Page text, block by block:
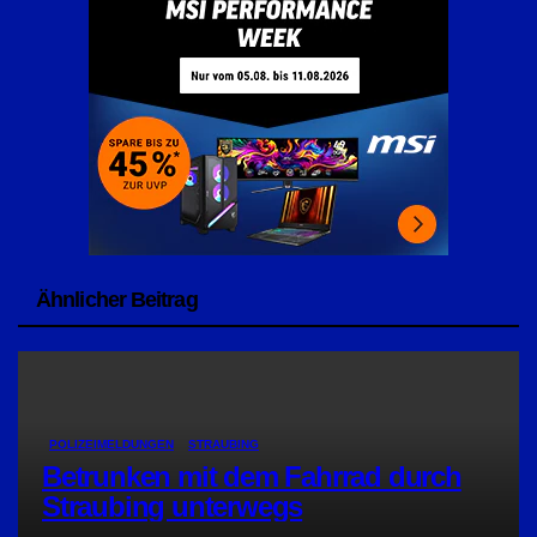
Ähnlicher Beitrag
POLIZEIMELDUNGEN STRAUBING
Betrunken mit dem Fahrrad durch
Straubing unterwegs